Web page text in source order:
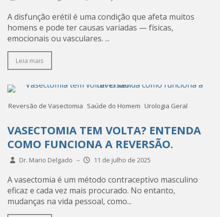
A disfunção erétil é uma condição que afeta muitos
homens e pode ter causas variadas — físicas,
emocionais ou vasculares. ...
Leia mais
Reversão de Vasectomia Saúde do Homem Urologia Geral
VASECTOMIA TEM VOLTA? ENTENDA
COMO FUNCIONA A REVERSÃO.
Dr. Mario Delgado – 11 de julho de 2025
A vasectomia é um método contraceptivo masculino
eficaz e cada vez mais procurado. No entanto,
mudanças na vida pessoal, como...